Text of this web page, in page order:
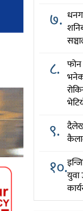
७.
८.
९.
१०.युवा